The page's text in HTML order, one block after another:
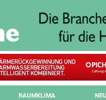
RAUMKLIMA